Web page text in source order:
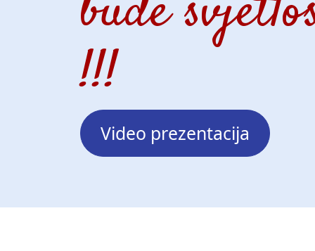
!!!
Video prezentacija